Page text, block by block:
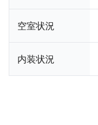
空室状況
内装状況